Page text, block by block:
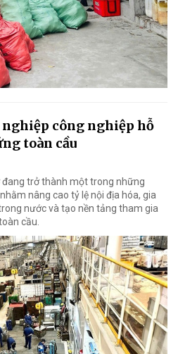
nghiệp công nghiệp hỗ
toàn cầu
đang trở thành một trong những
nâng cao tỷ lệ nội địa hóa, gia
nước và tạo nền tảng tham gia
cầu.